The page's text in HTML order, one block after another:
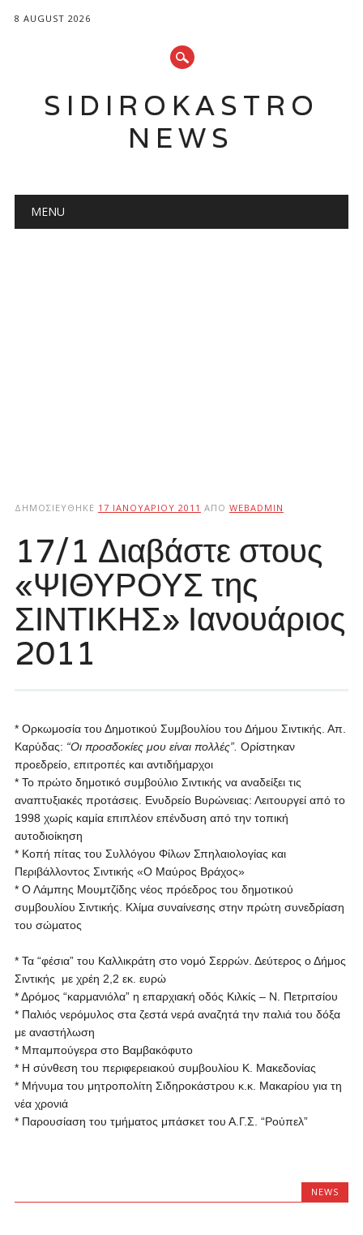
8 AUGUST 2026
SIDIROKASTRO
NEWS
Main menu
MENU
ΔΗΜΟΣΙΕΎΘΗΚΕ 17 ΙΑΝΟΥΑΡΊΟΥ 2011 ΑΠΌ WEBADMIN
17/1 Διαβάστε στους
«ΨΙΘΥΡΟΥΣ της
ΣΙΝΤΙΚΗΣ» Ιανουάριος
2011
* Ορκωμοσία του Δημοτικού Συμβουλίου του Δήμου Σιντικής. Απ.
Καρύδας: “Οι προσδοκίες μου είναι πολλές”. Ορίστηκαν
προεδρείο, επιτροπές και αντιδήμαρχοι
* Το πρώτο δημοτικό συμβούλιο Σιντικής να αναδείξει τις
αναπτυξιακές προτάσεις. Ενυδρείο Βυρώνειας: Λειτουργεί από το
1998 χωρίς καμία επιπλέον επένδυση από την τοπική
αυτοδιοίκηση
* Κοπή πίτας του Συλλόγου Φίλων Σπηλαιολογίας και
Περιβάλλοντος Σιντικής «Ο Μαύρος Βράχος»
* Ο Λάμπης Μουμτζίδης νέος πρόεδρος του δημοτικού
συμβουλίου Σιντικής. Κλίμα συναίνεσης στην πρώτη συνεδρίαση
του σώματος
* Τα “φέσια” του Καλλικράτη στο νομό Σερρών. Δεύτερος ο Δήμος
Σιντικής με χρέη 2,2 εκ. ευρώ
* Δρόμος “καρμανιόλα” η επαρχιακή οδός Κιλκίς – Ν. Πετριτσίου
* Παλιός νερόμυλος στα ζεστά νερά αναζητά την παλιά του δόξα
με αναστήλωση
* Μπαμπούγερα στο Βαμβακόφυτο
* Η σύνθεση του περιφερειακού συμβουλίου Κ. Μακεδονίας
* Μήνυμα του μητροπολίτη Σιδηροκάστρου κ.κ. Μακαρίου για τη
νέα χρονιά
* Παρουσίαση του τμήματος μπάσκετ του Α.Γ.Σ. “Ρούπελ”
NEWS